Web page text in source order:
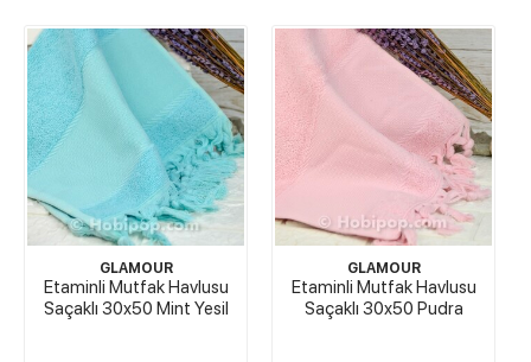
GLAMOUR
Etaminli Mutfak Havlusu
Saçaklı 30x50 Mint Yesil
GLAMOUR
Etaminli Mutfak Havlusu
Saçaklı 30x50 Pudra